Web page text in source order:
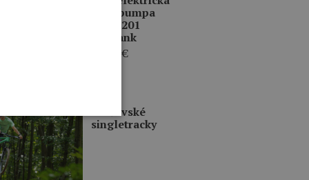
mini pumpa
BMP-201
BarBank
€
Prešovské
singletracky